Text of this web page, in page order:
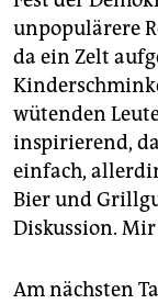
unpopulärere
da ein Zelt
wütenden
inspirierend,
einfach,
Bier und
Diskussion. Mir
Am nächsten